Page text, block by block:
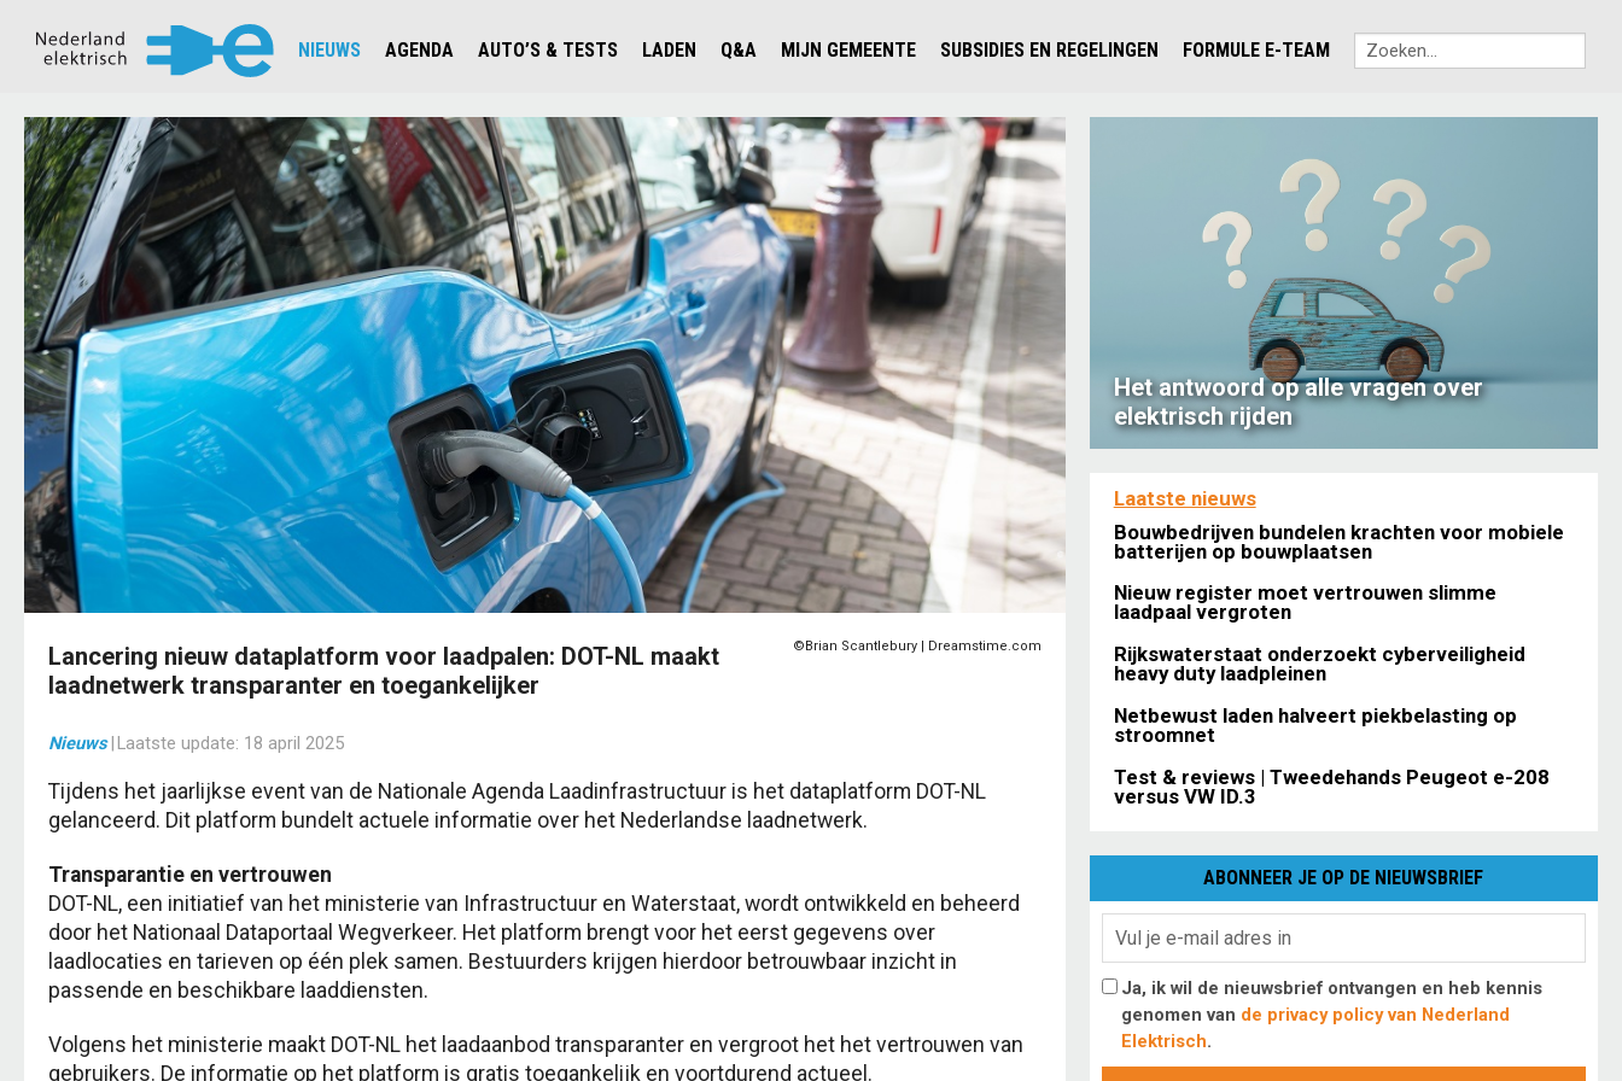
NIEUWS
CIJFERS EN STATISTIEKEN EV'S IN NEDERLAND
AANMELDEN NIEUWSBRIEF
AGENDA
AUTO’S & TESTS
AUTOTESTS
JOUW VOLGENDE AUTO ELEKTRISCH?
LADEN
LADEN IN HET BUITENLAND
Q&A
KOSTEN & MODELLEN
OPLADEN
SLIM LADEN
VEILIGHEID
MILIEU
AFSTAND
AUTODELEN
MIJN GEMEENTE
KENNISLOKET GEMEENTEN
SUBSIDIES EN REGELINGEN FORMULE E-TEAM
©Brian Scantlebury | Dreamstime.com
Lancering nieuw dataplatform voor laadpalen: DOT-NL maakt
laadnetwerk transparanter en toegankelijker
Nieuws|Laatste update: 18 april 2025
Tijdens het jaarlijkse event van de Nationale Agenda Laadinfrastructuur is het dataplatform DOT-NL
gelanceerd. Dit platform bundelt actuele informatie over het Nederlandse laadnetwerk.
Transparantie en vertrouwen
DOT-NL, een initiatief van het ministerie van Infrastructuur en Waterstaat, wordt ontwikkeld en beheerd
door het Nationaal Dataportaal Wegverkeer. Het platform brengt voor het eerst gegevens over
laadlocaties en tarieven op één plek samen. Bestuurders krijgen hierdoor betrouwbaar inzicht in
passende en beschikbare laaddiensten.
Volgens het ministerie maakt DOT-NL het laadaanbod transparanter en vergroot het het vertrouwen van
gebruikers. De informatie op het platform is gratis toegankelijk en voortdurend actueel.
Het antwoord op alle vragen over
elektrisch rijden
Laatste nieuws
Bouwbedrijven bundelen krachten voor mobiele
batterijen op bouwplaatsen
Nieuw register moet vertrouwen slimme
laadpaal vergroten
Rijkswaterstaat onderzoekt cyberveiligheid
heavy duty laadpleinen
Netbewust laden halveert piekbelasting op
stroomnet
Test & reviews | Tweedehands Peugeot e-208
versus VW ID.3
ABONNEER JE OP DE NIEUWSBRIEF
Ja, ik wil de nieuwsbrief ontvangen en heb kennis
genomen van de privacy policy van Nederland
Elektrisch.